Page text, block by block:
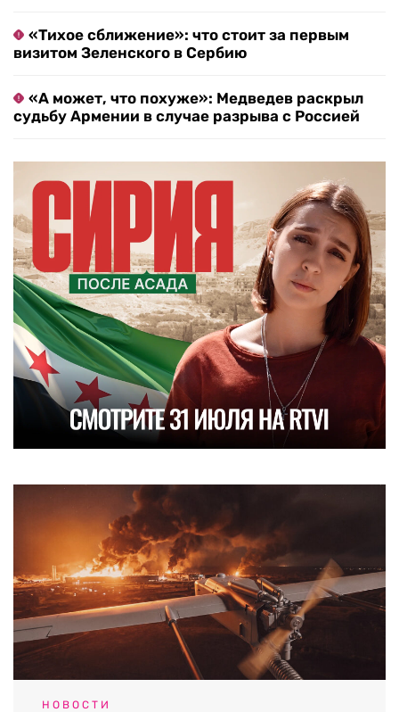
«Тихое сближение»: что стоит за первым
визитом Зеленского в Сербию
«А может, что похуже»: Медведев раскрыл
судьбу Армении в случае разрыва с Россией
НОВОСТИ